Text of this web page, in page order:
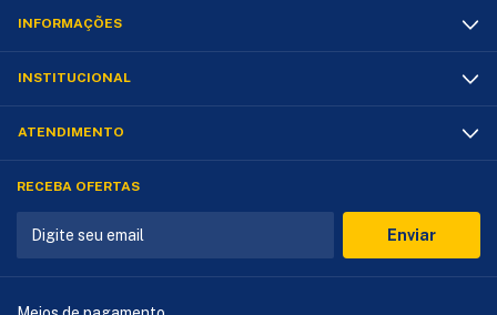
INFORMAÇÕES
INSTITUCIONAL
ATENDIMENTO
RECEBA OFERTAS